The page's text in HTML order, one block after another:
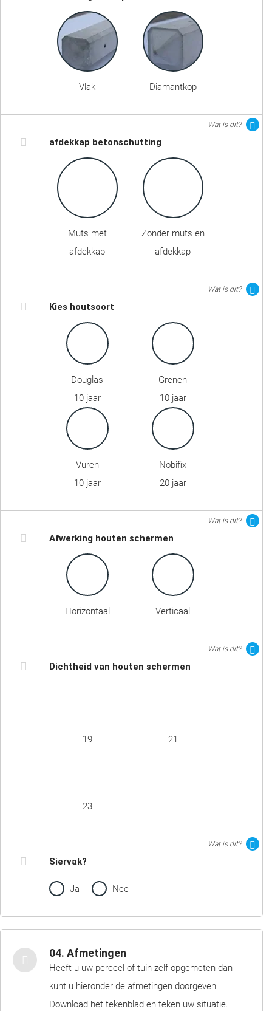
Vlak Diamantkop
Wat is dit?
afdekkap betonschutting
Muts met
afdekkap
Zonder muts en
afdekkap
Wat is dit?
Kies houtsoort
Douglas
10 jaar
Grenen
10 jaar
Vuren
10 jaar
Nobifix
20 jaar
Wat is dit?
Afwerking houten schermen
Horizontaal Verticaal
Wat is dit?
Dichtheid van houten schermen
19 21
23
Wat is dit?
Siervak?
Ja Nee
04. Afmetingen
Heeft u uw perceel of tuin zelf opgemeten dan
kunt u hieronder de afmetingen doorgeven.
Download het tekenblad en teken uw situatie.